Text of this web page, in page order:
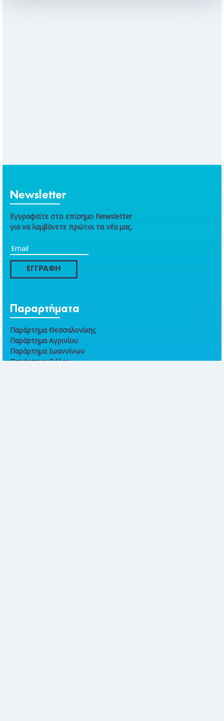
Newsletter
Εγγραφείτε στο επίσημο Newsletter
για να λαμβάνετε πρώτοι τα νέα μας.
ΕΓΓΡΑΦΗ
Παραρτήματα
Παράρτημα Θεσσαλονίκης
Παράρτημα Αγρινίου
Παράρτημα Ιωαννίνων
Παράρτημα Βόλου